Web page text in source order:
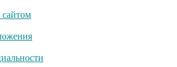
сайтом